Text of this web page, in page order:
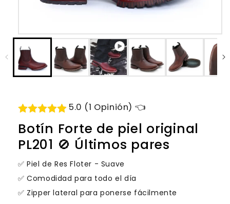
Abrir
multimedia
1
en
una
5.0 (1 Opinión) 👈
Botín Forte de piel original
PL201 🚫 Últimos pares
✅ Piel de Res Floter - Suave
✅ Comodidad para todo el día
✅ Zipper lateral para ponerse fácilmente